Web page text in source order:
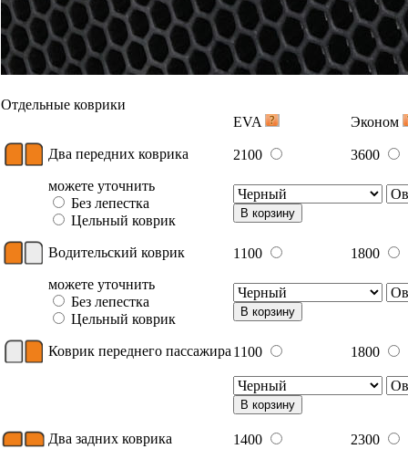
Отдельные коврики
EVA
Эконом
Два передних коврика 2100
3600
можете уточнить
Без лепестка
Цельный коврик
В корзину
Водительский коврик 1100
1800
можете уточнить
Без лепестка
Цельный коврик
В корзину
Коврик переднего пассажира 1100 1800
В корзину
Два задних коврика 1400 2300